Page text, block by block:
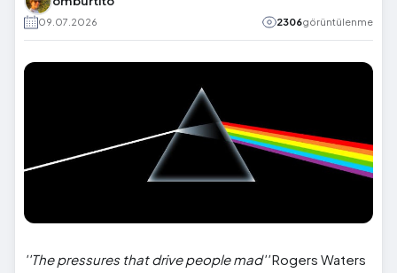
09.07.2026 2306görüntülenme
''The pressures that drive people mad''Rogers Waters